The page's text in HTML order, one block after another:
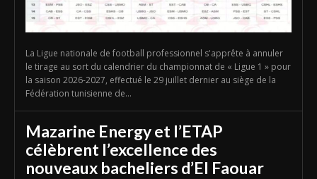
La Ligue nationale de football professionnel s'apprête à annuler
le tirage au sort du calendrier du championnat de « Ligue 1 » pour
la saison 2026-2027, effectué le 29 juillet dernier au siège de la
Fédération tunisienne de...
Mazarine Energy et l’ETAP
célèbrent l’excellence des
nouveaux bacheliers d’El Faouar